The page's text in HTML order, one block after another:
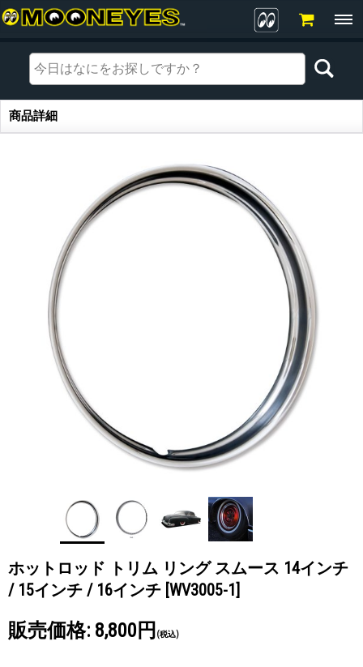
商品詳細
商品詳細
ホットロッド トリム リング スムース 14インチ
/ 15インチ / 16インチ [WV3005-1]
販売価格: 8,800円 (税込)